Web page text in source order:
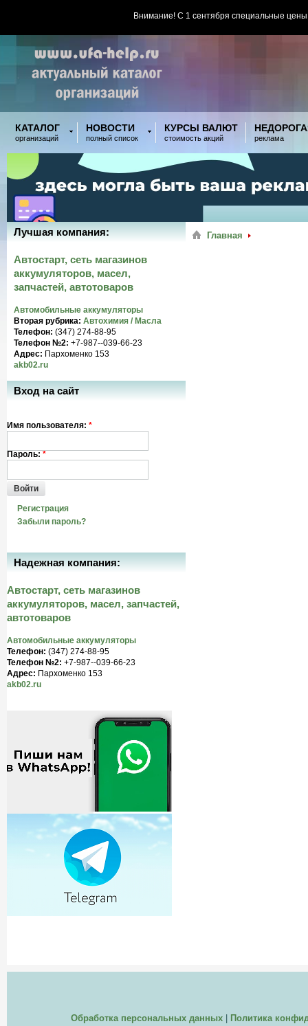
Внимание! С 1 сентября специальные
КАТАЛОГ
организаций
НОВОСТИ
полный список
КУРСЫ ВАЛЮТ
стоимость акций реклама
Главная
Лучшая компания:
Автостарт, сеть магазинов
аккумуляторов, масел,
запчастей, автотоваров
Автомобильные аккумуляторы
Вторая рубрика: Автохимия / Масла
Телефон: (347) 274-88-95
Телефон №2: +7-987--039-66-23
Адрес: Пархоменко 153
akb02.ru
Вход на сайт
Имя пользователя: *
Пароль: *
Войти
Регистрация
Забыли пароль?
Надежная компания:
Автостарт, сеть магазинов
аккумуляторов, масел, запчастей,
автотоваров
Автомобильные аккумуляторы
Телефон: (347) 274-88-95
Телефон №2: +7-987--039-66-23
Адрес: Пархоменко 153
akb02.ru
Обработка персональных данных| Политика